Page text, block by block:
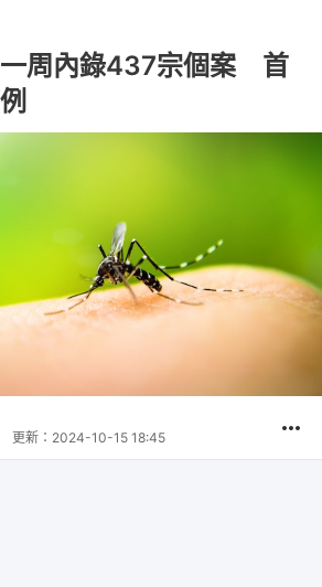
一周內錄437宗個案 首
更新： 2024-10-15 18:45